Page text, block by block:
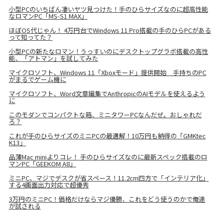
小型PCのいちばん凄いヤツ見つけた！手のひらサイズなのに超高性能
なロマンPC「MS-S1 MAX」
ほぼOS代じゃん！ 4万円台でWindows 11 Pro搭載の手のひらPCがある
って知ってた？
小型PCの新たなロマン！うっすいのにデスクトップグラボ搭載の高性
能、「アトマン」を試してみた
マイクロソフト、Windows 11「Xboxモード」提供開始 手持ちのPC
がまるでゲーム機に
マイクロソフト、Word文章編集でAnthropicのAIモデルを使えるよう
に
このモダンでコンパクトな箱、ミニタワーPCなんだぜ。おしゃれだ
ろ？
これが手のひらサイズのミニPCの最適解！10万円も納得の「GMKtec
K13」
品薄Mac miniよりコレ！ 手のひらサイズなのに最新スペック搭載のロ
マンPC「GEEKOM A8」
ミニPC、マジでデスクが省スペース！11.2cm四方で「インテリア化」
する4画面出力対応で超優秀
3万円のミニPC！価格だけならマジ優勝、これをどう使うのかで俺達
が試される